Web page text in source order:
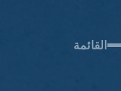
القائمة